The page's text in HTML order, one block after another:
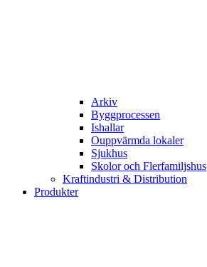
Arkiv
Byggprocessen
Ishallar
Ouppvärmda lokaler
Sjukhus
Skolor och Flerfamiljshus
Kraftindustri & Distribution
Produkter